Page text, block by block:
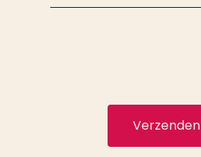
Verzenden